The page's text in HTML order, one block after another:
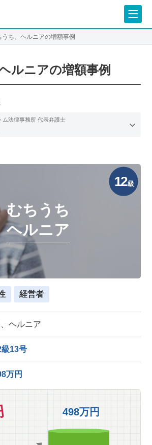
うち、ヘルニアの増額事例
ルニアの増額事例
ム法律事務所 代表弁護士
12級
むちうち
ヘルニア
経営者
ヘルニア
級13号
万円
498万円